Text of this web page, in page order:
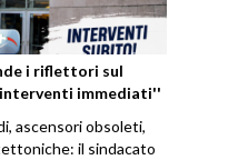
i riflettori sul
immediati''
ascensori obsoleti,
il sindacato